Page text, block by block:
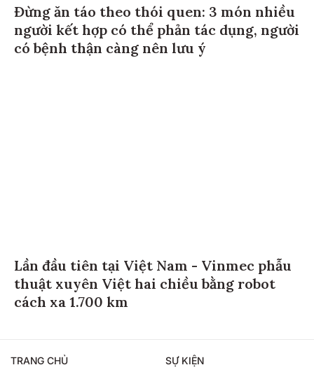
Đừng ăn táo theo thói quen: 3 món nhiều
người kết hợp có thể phản tác dụng, người
có bệnh thận càng nên lưu ý
Lần đầu tiên tại Việt Nam - Vinmec phẫu
thuật xuyên Việt hai chiều bằng robot
cách xa 1.700 km
TRANG CHỦ SỰ KIỆN